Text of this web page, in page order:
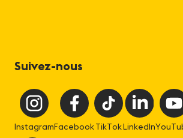
Suivez-nous
InstagramFacebookTikTokLinkedIn